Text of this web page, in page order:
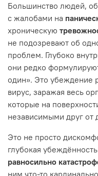
Большинство людей,
с жалобами на
хроническую
не подозревают об
проблем. Глубоко
они редко
один». Это убеждение
вирус, заражая весь
которые на
независимыми друг от
Это не просто
глубокая
равносильно